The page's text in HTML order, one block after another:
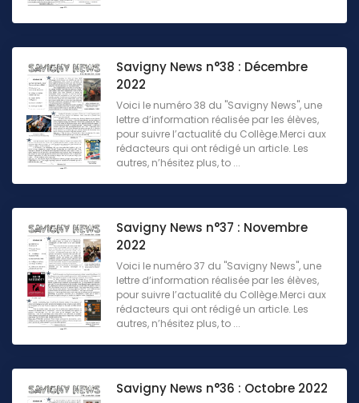
Savigny News n°38 : Décembre
2022
Voici le numéro 38 du "Savigny News", une
lettre d’information réalisée par les élèves,
pour suivre l’actualité du Collège.Merci aux
rédacteurs qui ont rédigé un article. Les
autres, n’hésitez plus, to ...
Savigny News n°37 : Novembre
2022
Voici le numéro 37 du "Savigny News", une
lettre d’information réalisée par les élèves,
pour suivre l’actualité du Collège.Merci aux
rédacteurs qui ont rédigé un article. Les
autres, n’hésitez plus, to ...
Savigny News n°36 : Octobre 2022